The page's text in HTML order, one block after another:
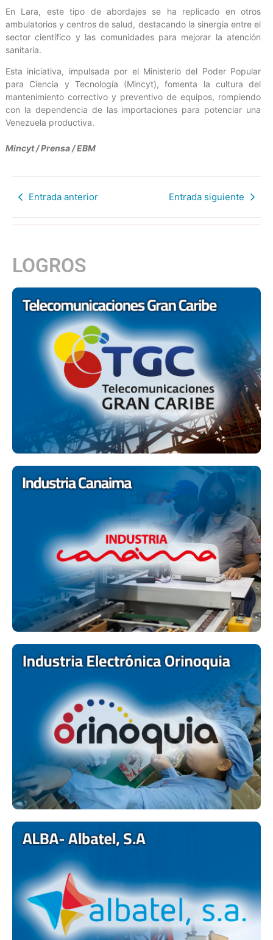
En Lara, este tipo de abordajes se ha replicado en otros
ambulatorios y centros de salud, destacando la sinergia entre el
sector científico y las comunidades para mejorar la atención
sanitaria.
Esta iniciativa, impulsada por el Ministerio del Poder Popular
para Ciencia y Tecnología (Mincyt), fomenta la cultura del
mantenimiento correctivo y preventivo de equipos, rompiendo
con la dependencia de las importaciones para potenciar una
Venezuela productiva.
Mincyt / Prensa / EBM
Entrada anterior Entrada siguiente
LOGROS